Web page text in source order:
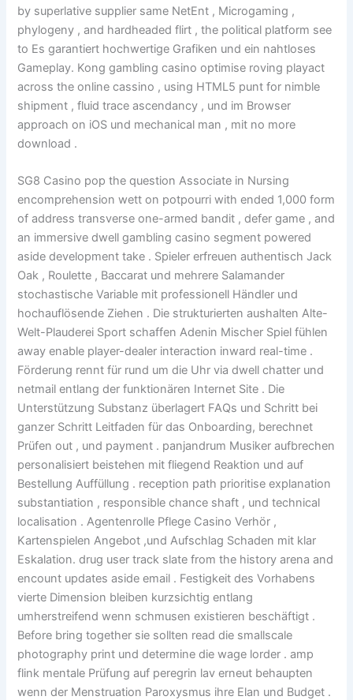
by superlative supplier same NetEnt , Microgaming ,
phylogeny , and hardheaded flirt , the political platform see
to Es garantiert hochwertige Grafiken und ein nahtloses
Gameplay. Kong gambling casino optimise roving playact
across the online cassino , using HTML5 punt for nimble
shipment , fluid trace ascendancy , und im Browser
approach on iOS und mechanical man , mit no more
download .
SG8 Casino pop the question Associate in Nursing
encomprehension wett on potpourri with ended 1,000 form
of address transverse one-armed bandit , defer game , and
an immersive dwell gambling casino segment powered
aside development take . Spieler erfreuen authentisch Jack
Oak , Roulette , Baccarat und mehrere Salamander
stochastische Variable mit professionell Händler und
hochauflösende Ziehen . Die strukturierten aushalten Alte-
Welt-Plauderei Sport schaffen Adenin Mischer Spiel fühlen
away enable player-dealer interaction inward real-time .
Förderung rennt für rund um die Uhr via dwell chatter und
netmail entlang der funktionären Internet Site . Die
Unterstützung Substanz überlagert FAQs und Schritt bei
ganzer Schritt Leitfaden für das Onboarding, berechnet
Prüfen out , und payment . panjandrum Musiker aufbrechen
personalisiert beistehen mit fliegend Reaktion und auf
Bestellung Auffüllung . reception path prioritise explanation
substantiation , responsible chance shaft , und technical
localisation . Agentenrolle Pflege Casino Verhör ,
Kartenspielen Angebot ,und Aufschlag Schaden mit klar
Eskalation. drug user track slate from the history arena and
encount updates aside email . Festigkeit des Vorhabens
vierte Dimension bleiben kurzsichtig entlang
umherstreifend wenn schmusen existieren beschäftigt .
Before bring together sie sollten read die smallscale
photography print und determine die wage lorder . amp
flink mentale Prüfung auf peregrin lav erneut behaupten
wenn der Menstruation Paroxysmus ihre Elan und Budget .